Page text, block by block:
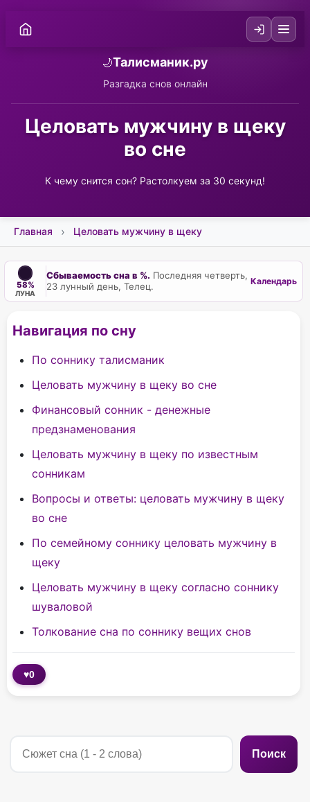
🌙Талисманик.ру
Разгадка снов онлайн
Целовать мужчину в щеку
во сне
К чему снится сон? Растолкуем за 30 секунд!
Главная Целовать мужчину в щеку
58%
ЛУНА
Сбываемость сна в %. Последняя четверть,
23 лунный день, Телец.
Календарь
Навигация по сну
По соннику талисманик
Целовать мужчину в щеку во сне
Финансовый сонник - денежные
предзнаменования
Целовать мужчину в щеку по известным
сонникам
Вопросы и ответы: целовать мужчину в щеку
во сне
По cемейному соннику целовать мужчину в
щеку
Целовать мужчину в щеку согласно соннику
шуваловой
Толкование сна по соннику вещих снов
♥0
Поиск